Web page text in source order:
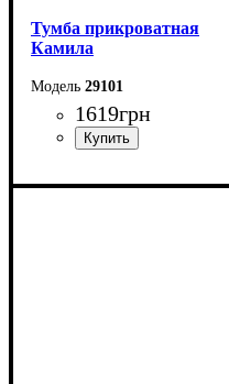
Тумба прикроватная
Камила
29101
1619грн
Ширина: 50 см